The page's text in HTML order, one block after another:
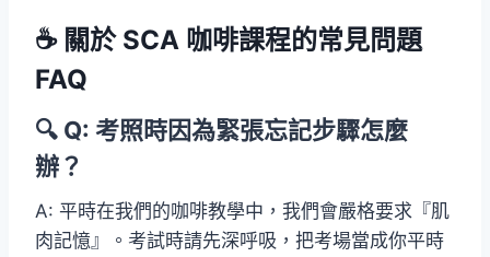
☕ 關於 SCA 咖啡課程的常見問題
FAQ
🔍 Q: 考照時因為緊張忘記步驟怎麼
辦？
A: 平時在我們的咖啡教學中，我們會嚴格要求『肌
肉記憶』。考試時請先深呼吸，把考場當成你平時